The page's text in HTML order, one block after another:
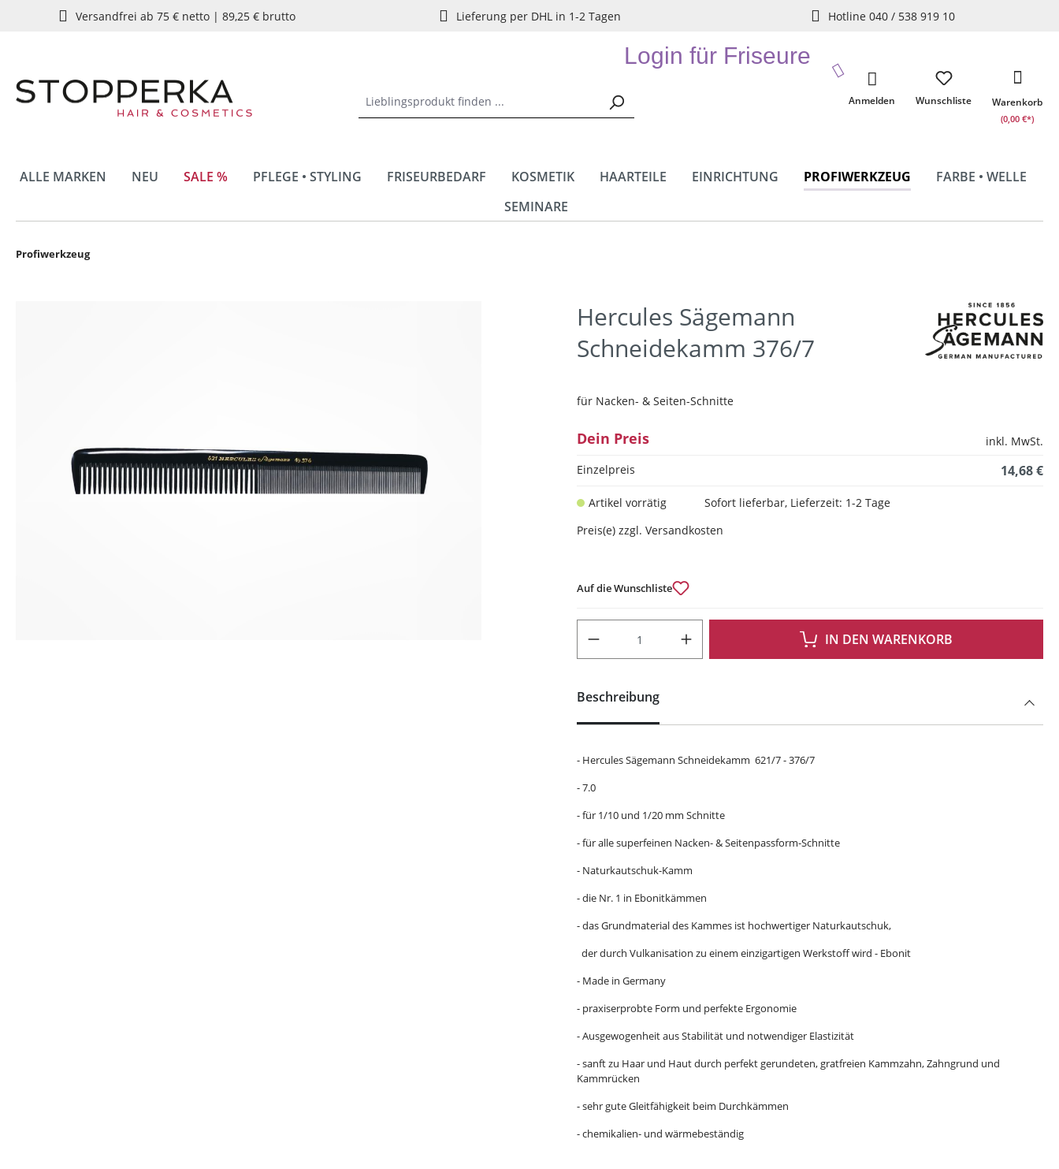
Zur Hauptnavigation springen
Versandfrei ab 75 € netto | 89,25 € brutto Lieferung per DHL in 1-2 Tagen Hotline 040 / 538 919 10
Login für Friseure
Wunschliste
Anmelden Warenkorb
(0,00 €*)
ALLE MARKEN NEU SALE % PFLEGE • STYLING FRISEURBEDARF KOSMETIK HAARTEILE EINRICHTUNG PROFIWERKZEUG
FARBE • WELLE
SEMINARE
Profiwerkzeug
Hercules Sägemann
Schneidekamm 376/7
für Nacken- & Seiten-Schnitte
Dein Preis
inkl. MwSt.
Einzelpreis
14,68 €
Artikel vorrätig
Sofort lieferbar, Lieferzeit: 1-2 Tage
Preis(e) zzgl. Versandkosten
Auf die Wunschliste
IN DEN WARENKORB
Beschreibung
- Hercules Sägemann Schneidekamm 621/7 - 376/7
- 7.0
- für 1/10 und 1/20 mm Schnitte
- für alle superfeinen Nacken- & Seitenpassform-Schnitte
- Naturkautschuk-Kamm
- die Nr. 1 in Ebonitkämmen
- das Grundmaterial des Kammes ist hochwertiger Naturkautschuk,
der durch Vulkanisation zu einem einzigartigen Werkstoff wird - Ebonit
- Made in Germany
- praxiserprobte Form und perfekte Ergonomie
- Ausgewogenheit aus Stabilität und notwendiger Elastizität
- sanft zu Haar und Haut durch perfekt gerundeten, gratfreien Kammzahn, Zahngrund und
Kammrücken
- sehr gute Gleitfähigkeit beim Durchkämmen
- chemikalien- und wärmebeständig